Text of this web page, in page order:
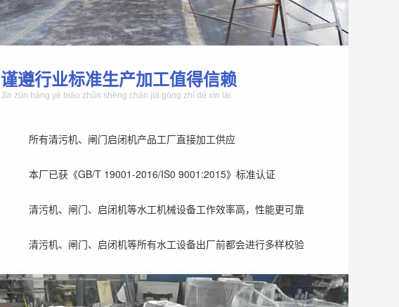
谨遵行业标准生产加工值得信赖
Jǐn zūn háng yè biāo zhǔn shēng chǎn jiā gōng zhí dé xìn lài
所有清污机、闸门启闭机产品工厂直接加工供应
本厂已获《GB/T 19001-2016/IS0 9001:2015》标准认证
清污机、闸门、启闭机等水工机械设备工作效率高，性能更可靠
清污机、闸门、启闭机等所有水工设备出厂前都会进行多样校验